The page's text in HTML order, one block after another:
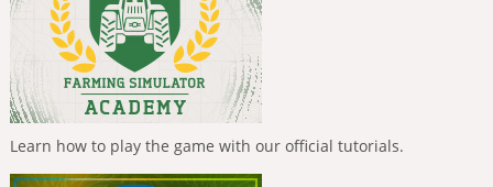
Learn how to play the game with our official tutorials.